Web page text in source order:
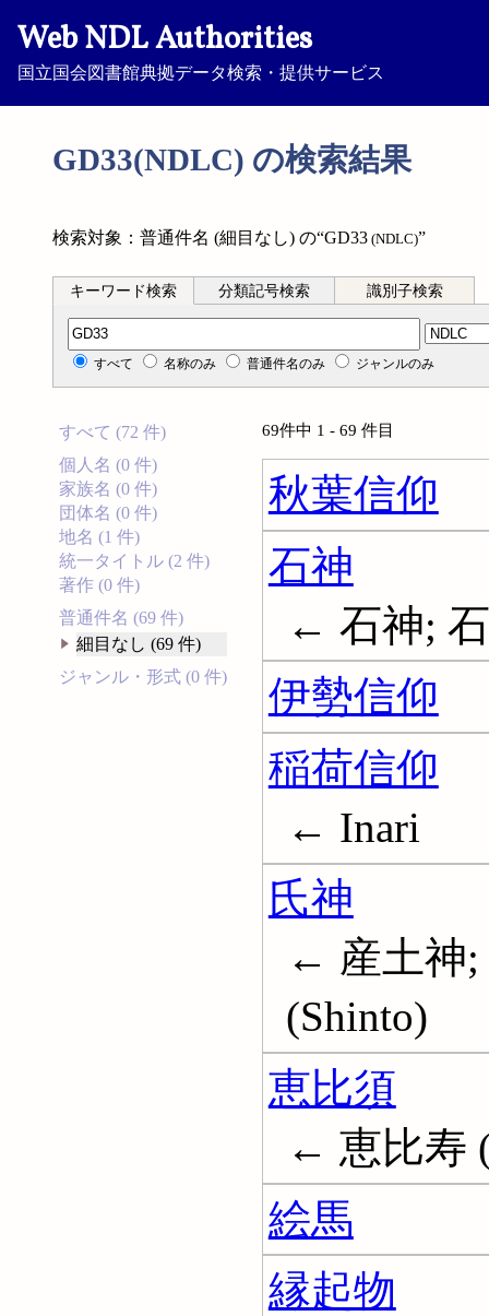
Web NDL Authorities
国立国会図書館典拠データ検索・提供サービス
GD33(NDLC) の検索結果
検索対象：普通件名 (細目なし) の“GD33 (NDLC)”
キーワード検索 分類記号検索 識別子検索
分類記号検索
すべて 名称のみ 普通件名のみ ジャンルのみ
すべて (72 件)
個人名 (0 件)
家族名 (0 件)
団体名 (0 件)
地名 (1 件)
統一タイトル (2 件)
著作 (0 件)
普通件名 (69 件)
細目なし (69 件)
ジャンル・形式 (0 件)
69件中 1 - 69 件目
秋葉信仰
石神
← 石神;
伊勢信仰
稲荷信仰
← Inari
氏神
← 産土神;
(Shinto)
恵比須
← 恵比寿
絵馬
縁起物